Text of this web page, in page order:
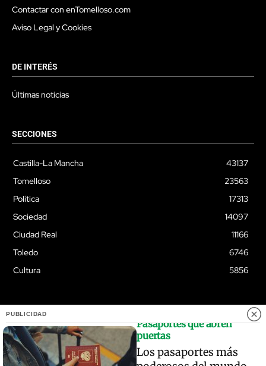
Contactar con enTomelloso.com
Aviso Legal y Cookies
DE INTERÉS
Últimas noticias
SECCIONES
Castilla-La Mancha
43137
Tomelloso
23563
Política
17313
Sociedad
14097
Ciudad Real
11166
Toledo
6746
Cultura
5856
© Quixoteus
PUBLICIDAD
Pasaportes que abren
puertas
Los pasaportes más